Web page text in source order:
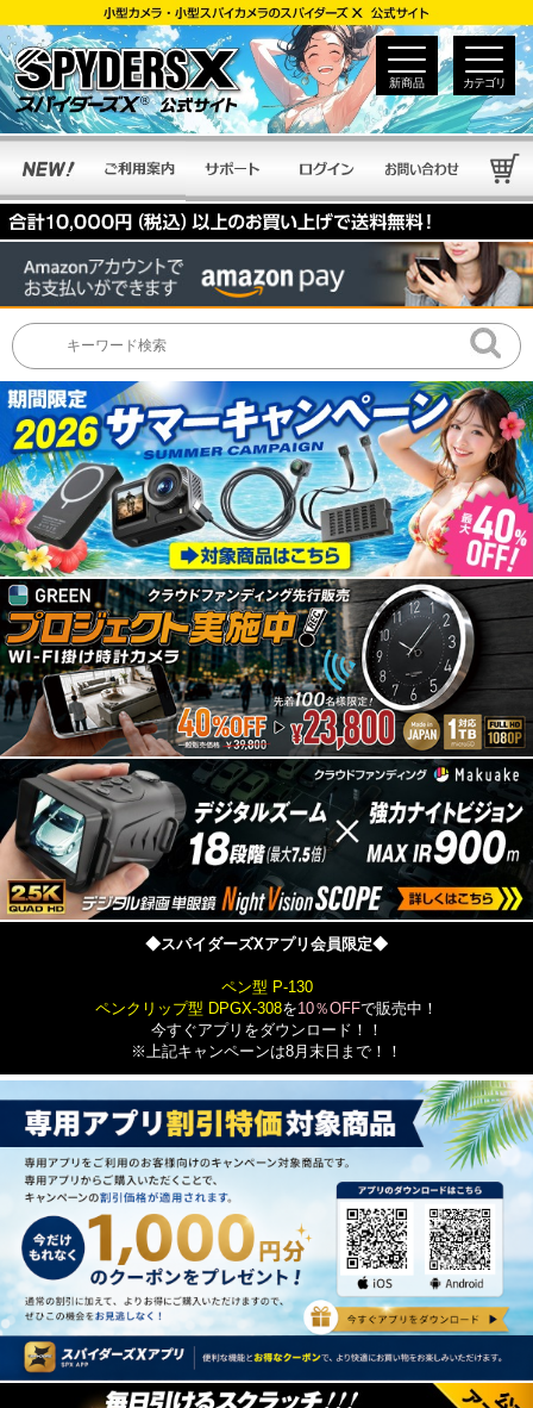
カテゴリ
新商品
◆スパイダーズXアプリ会員限定◆
ペン型 P-130
ペンクリップ型 DPGX-308を10％OFFで販売中！
今すぐアプリをダウンロード！！
※上記キャンペーンは8月末日まで！！